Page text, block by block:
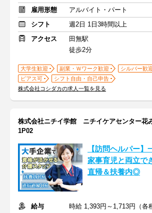
雇用形態
アルバイト・パート
シフト
週2日 1日3時間以上
アクセス
田無駅
徒歩2分
大学生歓迎 副業・Ｗワーク歓迎
シルバー歓
ピアス可
シフト自由・自己申告
株式会社コシダカの求人一覧を見る
株式会社ニチイ学館 ニチイケアセンター花
1P02
【訪問ヘルパー】
家事育児と両立で
直帰＆扶養内◎
給与
時給 1,393円～1,713円（各